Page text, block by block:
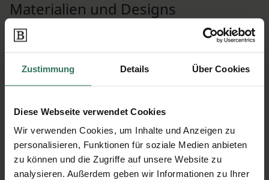
Zustimmung Details Über Cookies
Diese Webseite verwendet Cookies
Wir verwenden Cookies, um Inhalte und Anzeigen zu
personalisieren, Funktionen für soziale Medien anbieten
zu können und die Zugriffe auf unsere Website zu
analysieren. Außerdem geben wir Informationen zu Ihrer
Materialien und Designs
Der
kann aus verschiedenen
schon verrät, werden sie normalerweise aus
Stein gemacht. Zu den klassischen Optionen
zählen:
Granit
Marmor
Sandstein